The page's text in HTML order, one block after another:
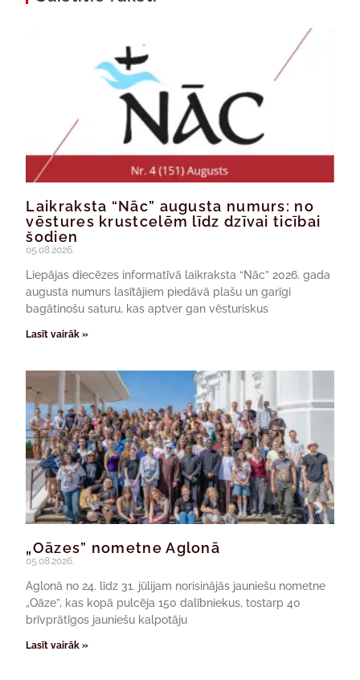
Laikraksta “Nāc” augusta numurs: no
vēstures krustcelēm līdz dzīvai ticībai
šodien
05.08.2026.
Liepājas diecēzes informatīvā laikraksta “Nāc” 2026. gada
augusta numurs lasītājiem piedāvā plašu un garīgi
bagātinošu saturu, kas aptver gan vēsturiskus
Lasīt vairāk »
„Oāzes” nometne Aglonā
05.08.2026.
Aglonā no 24. līdz 31. jūlijam norisinājās jauniešu nometne
„Oāze”, kas kopā pulcēja 150 dalībniekus, tostarp 40
brīvprātīgos jauniešu kalpotāju
Lasīt vairāk »